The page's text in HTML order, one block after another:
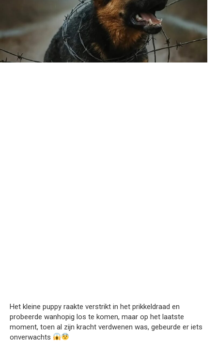
Het kleine puppy raakte verstrikt in het prikkeldraad en
probeerde wanhopig los te komen, maar op het laatste
moment, toen al zijn kracht verdwenen was, gebeurde er iets
onverwachts